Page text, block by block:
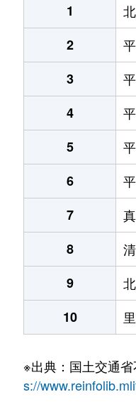
1
2
3
4
5
6
7
8
9
10
※出典：国土交通
s://